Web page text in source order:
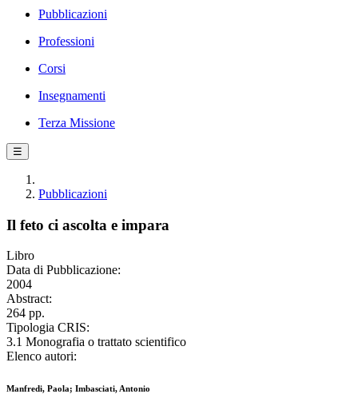
Pubblicazioni
Professioni
Corsi
Insegnamenti
Terza Missione
☰
Pubblicazioni
Il feto ci ascolta e impara
Libro
Data di Pubblicazione:
2004
Abstract:
264 pp.
Tipologia CRIS:
3.1 Monografia o trattato scientifico
Elenco autori:
Manfredi, Paola; Imbasciati, Antonio